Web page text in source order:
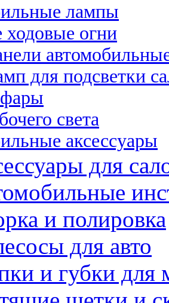
лампы
огни
для подсветки
света
аксессуары
для
и полировка
для авто
и губки для